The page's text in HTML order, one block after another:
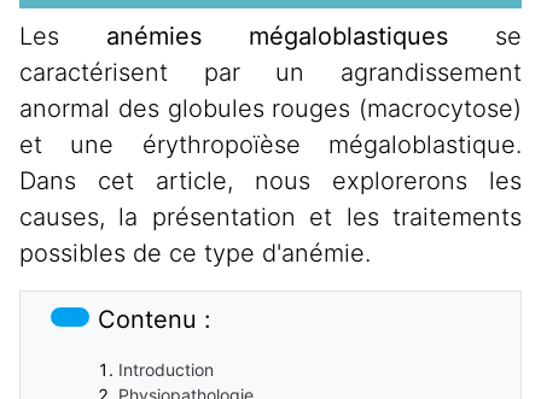
Les anémies mégaloblastiques se
caractérisent par un agrandissement
anormal des globules rouges (macrocytose)
et une érythropoïèse mégaloblastique.
Dans cet article, nous explorerons les
causes, la présentation et les traitements
possibles de ce type d'anémie.
Contenu :
Introduction